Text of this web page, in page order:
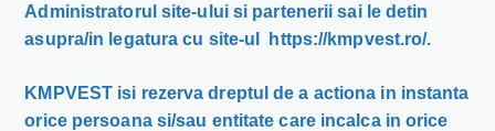
Administratorul site-ului si partenerii sai le detin
asupra/in legatura cu site-ul https://kmpvest.ro/.
KMPVEST isi rezerva dreptul de a actiona in instanta
orice persoana si/sau entitate care incalca in orice